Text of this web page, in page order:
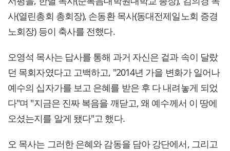
사(열린총회 총회장), 손동환 목사(동대전제일노회 증경
노회장) 등이 축사를 전했다.
오영석 목사는 답사를 통해 과거 자신은 겉과 속이 달랐
던 목회자였다고 고백하고, "2014년 가을 변화가 일어나
예수의 십자가를 보고 은혜를 받은 후 다 내려놓게 되었
다"며 "지금은 진짜 복음을 깨닫고, 왜 예수께서 이 땅에
오셨는지를 알게 됐다"고 했다.
오 목사는 그러한 은혜와 감동을 담아 강단에서, 그리고